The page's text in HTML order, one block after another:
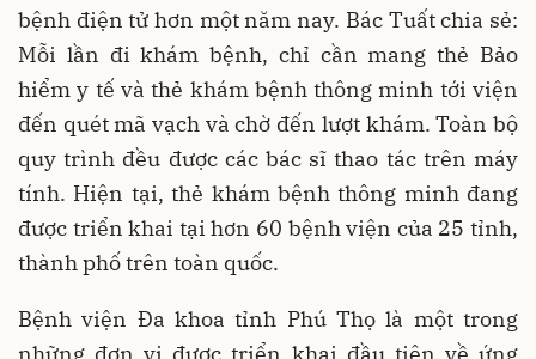
bệnh điện tử hơn một năm nay. Bác Tuất chia sẻ:
Mỗi lần đi khám bệnh, chỉ cần mang thẻ Bảo
hiểm y tế và thẻ khám bệnh thông minh tới viện
đến quét mã vạch và chờ đến lượt khám. Toàn bộ
quy trình đều được các bác sĩ thao tác trên máy
tính. Hiện tại, thẻ khám bệnh thông minh đang
được triển khai tại hơn 60 bệnh viện của 25 tỉnh,
thành phố trên toàn quốc.
Bệnh viện Đa khoa tỉnh Phú Thọ là một trong
những đơn vị được triển khai đầu tiên về ứng